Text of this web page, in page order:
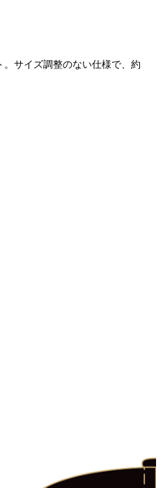
サイズ調整のない仕様で、約